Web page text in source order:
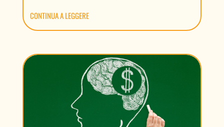
CONTINUA A LEGGERE